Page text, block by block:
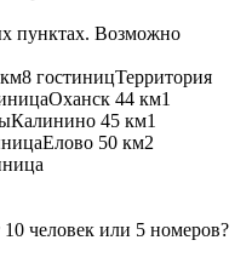
пунктах. Возможно
8 гостиницТерритория
Оханск 44 км1
Калинино 45 км1
Елово 50 км2
человек или 5 номеров?